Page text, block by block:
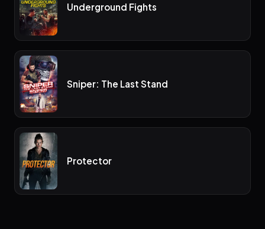
Underground Fights
Sniper: The Last Stand
Protector